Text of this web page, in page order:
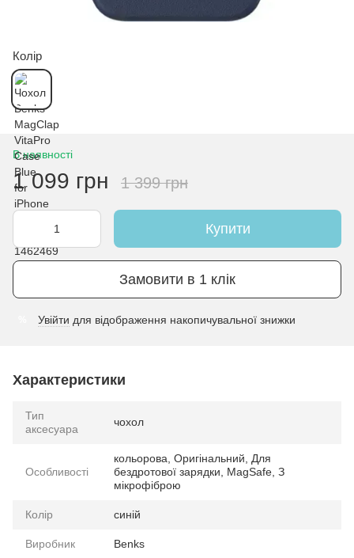
Колір
В наявності
1 099 грн 1 399 грн
Купити
Замовити в 1 клік
Увійти для відображення накопичувальної знижки
Характеристики
Тип
аксесуара
чохол
Особливості
кольорова, Оригінальний, Для
бездротової зарядки, MagSafe, З
мікрофіброю
Колір синій
Виробник Benks